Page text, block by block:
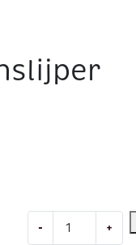
-
puntenslijper
+